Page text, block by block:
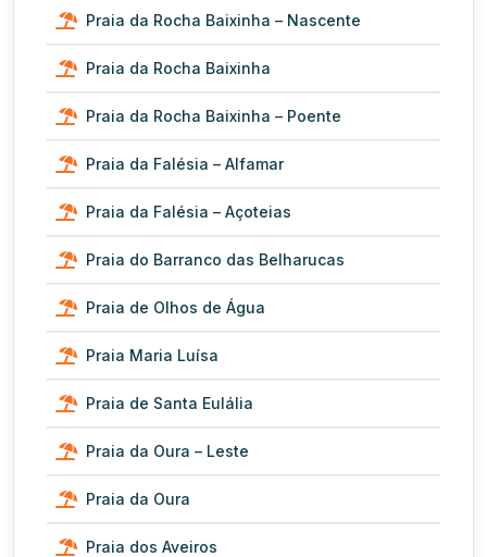
Praia da Rocha Baixinha – Nascente
Praia da Rocha Baixinha
Praia da Rocha Baixinha – Poente
Praia da Falésia – Alfamar
Praia da Falésia – Açoteias
Praia do Barranco das Belharucas
Praia de Olhos de Água
Praia Maria Luísa
Praia de Santa Eulália
Praia da Oura – Leste
Praia da Oura
Praia dos Aveiros